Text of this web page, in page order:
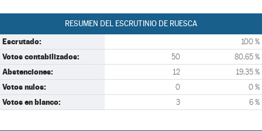
RESUMEN DEL ESCRUTINIO DE RUESCA
Escrutado: 100 %
Votos contabilizados: 50 80,65 %
Abstenciones: 12 19,35 %
Votos nulos: 0 0 %
Votos en blanco: 3 6 %